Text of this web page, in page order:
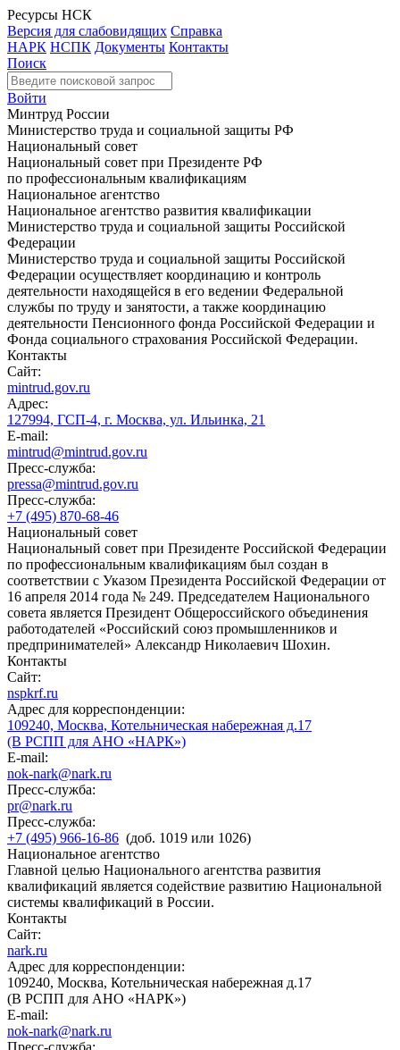
Ресурсы НСК
Версия для слабовидящих Справка
НАРК НСПК Документы Контакты
Поиск
Войти
Минтруд России
Министерство труда и социальной защиты РФ
Национальный совет
Национальный совет при Президенте РФ
по профессиональным квалификациям
Национальное агентство
Национальное агентство развития квалификации
Министерство труда и социальной защиты Российской
Федерации
Министерство труда и социальной защиты Российской
Федерации осуществляет координацию и контроль
деятельности находящейся в его ведении Федеральной
службы по труду и занятости, а также координацию
деятельности Пенсионного фонда Российской Федерации и
Фонда социального страхования Российской Федерации.
Контакты
Сайт:
mintrud.gov.ru
Адрес:
127994, ГСП-4, г. Москва, ул. Ильинка, 21
E-mail:
mintrud@mintrud.gov.ru
Пресс-служба:
pressa@mintrud.gov.ru
Пресс-служба:
+7 (495) 870-68-46
Национальный совет
Национальный совет при Президенте Российской Федерации
по профессиональным квалификациям был создан в
соответствии с Указом Президента Российской Федерации от
16 апреля 2014 года № 249. Председателем Национального
совета является Президент Общероссийского объединения
работодателей «Российский союз промышленников и
предпринимателей» Александр Николаевич Шохин.
Контакты
Сайт:
nspkrf.ru
Адрес для корреспонденции:
109240, Москва, Котельническая набережная д.17
(В РСПП для АНО «НАРК»)
E-mail:
nok-nark@nark.ru
Пресс-служба:
pr@nark.ru
Пресс-служба:
+7 (495) 966-16-86 (доб. 1019 или 1026)
Национальное агентство
Главной целью Национального агентства развития
квалификаций является содействие развитию Национальной
системы квалификаций в России.
Контакты
Сайт:
nark.ru
Адрес для корреспонденции:
109240, Москва, Котельническая набережная д.17
(В РСПП для АНО «НАРК»)
E-mail:
nok-nark@nark.ru
Пресс-служба: